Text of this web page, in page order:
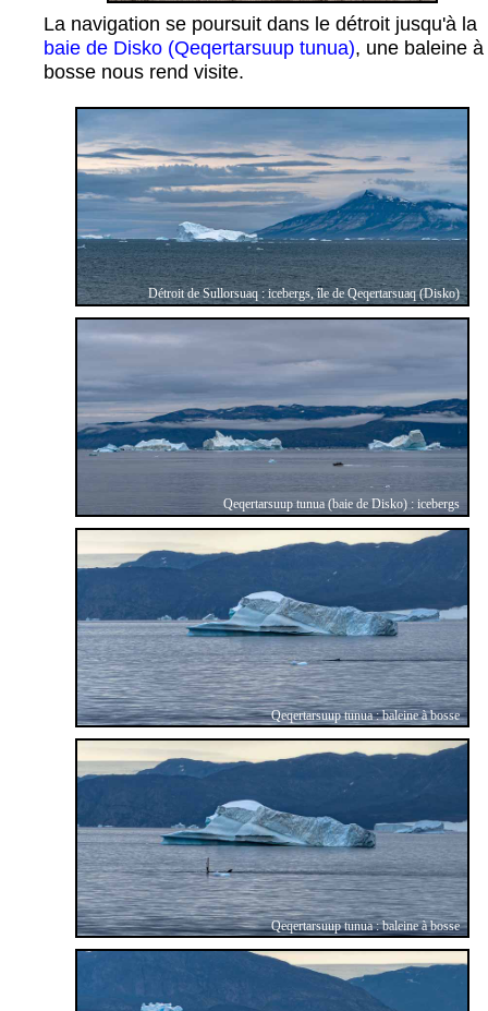
La navigation se poursuit dans le détroit jusqu'à la
baie de Disko (Qeqertarsuup tunua), une baleine à
bosse nous rend visite.
Détroit de Sullorsuaq : icebergs, île de Qeqertarsuaq (Disko)
Qeqertarsuup tunua (baie de Disko) : icebergs
Qeqertarsuup tunua : baleine à bosse
Qeqertarsuup tunua : baleine à bosse